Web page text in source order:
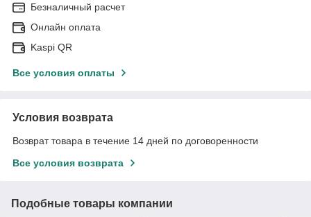
Безналичный расчет
Онлайн оплата
Kaspi QR
Все условия оплаты
Условия возврата
Возврат товара в течение 14 дней по договоренности
Все условия возврата
Подобные товары компании